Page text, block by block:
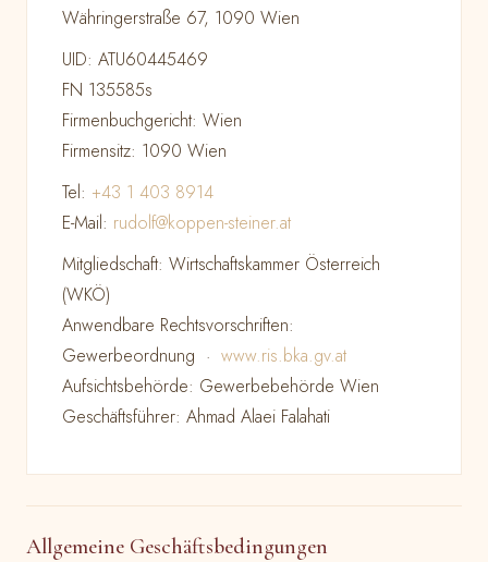
Währingerstraße 67, 1090 Wien
UID: ATU60445469
FN 135585s
Firmenbuchgericht: Wien
Firmensitz: 1090 Wien
Tel: +43 1 403 8914
E-Mail: rudolf@koppen-steiner.at
Mitgliedschaft: Wirtschaftskammer Österreich
(WKÖ)
Anwendbare Rechtsvorschriften:
Gewerbeordnung · www.ris.bka.gv.at
Aufsichtsbehörde: Gewerbebehörde Wien
Geschäftsführer: Ahmad Alaei Falahati
Allgemeine Geschäftsbedingungen